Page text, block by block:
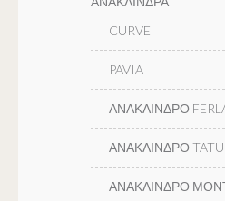
CURVE
PAVIA
ΑΝΑΚΛΙΝΔΡΟ
ΑΝΑΚΛΙΝΔΡΟ
ΑΝΑΚΛΙΝΔΡΟ